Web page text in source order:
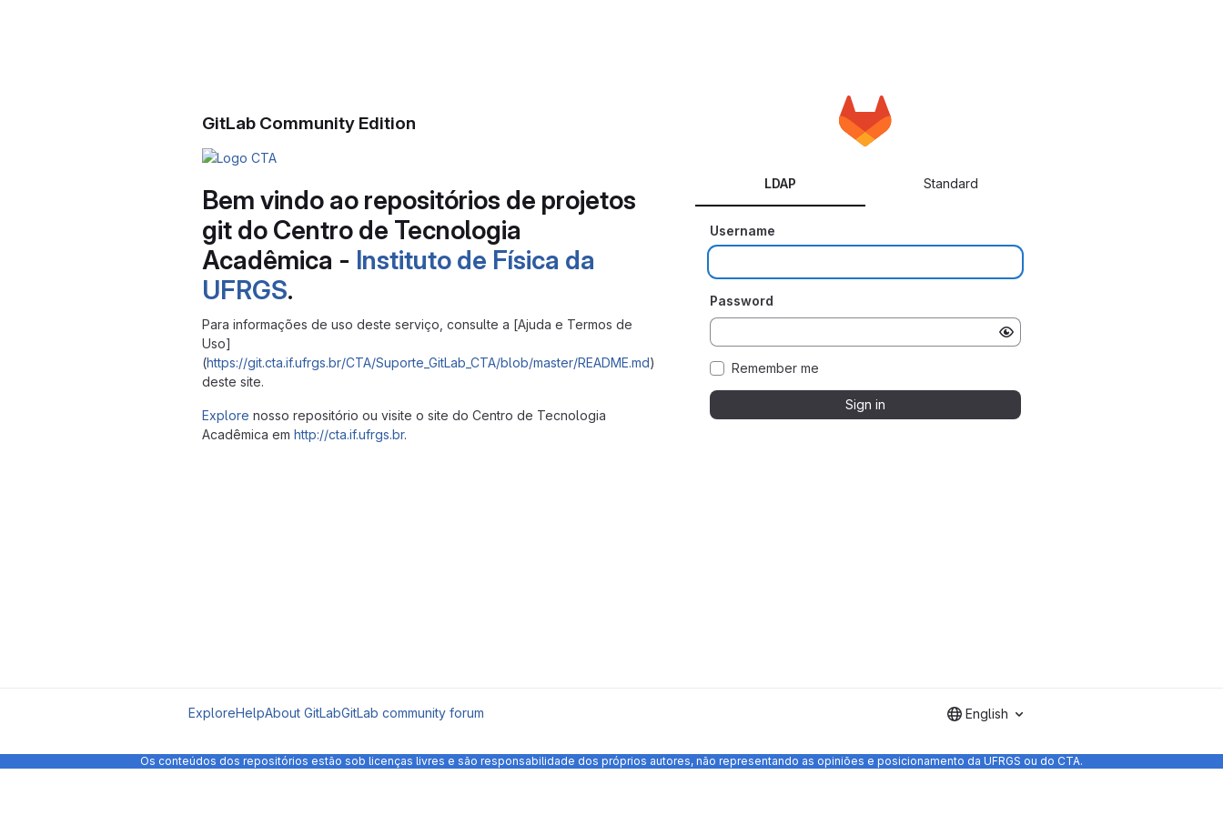
GitLab Community Edition
Bem vindo ao repositórios de projetos
git do Centro de Tecnologia
Acadêmica - Instituto de Física da
UFRGS.
Para informações de uso deste serviço, consulte a [Ajuda e Termos de
Uso]
(https://git.cta.if.ufrgs.br/CTA/Suporte_GitLab_CTA/blob/master/README.md)
deste site.
Explore nosso repositório ou visite o site do Centro de Tecnologia
Acadêmica em http://cta.if.ufrgs.br.
LDAP Standard
Username
Password
Remember me
Sign in
ExploreHelpAbout GitLabGitLab community forum English
Os conteúdos dos repositórios estão sob licenças livres e são responsabilidade dos próprios autores, não representando as opiniões e posicionamento da UFRGS ou do CTA.